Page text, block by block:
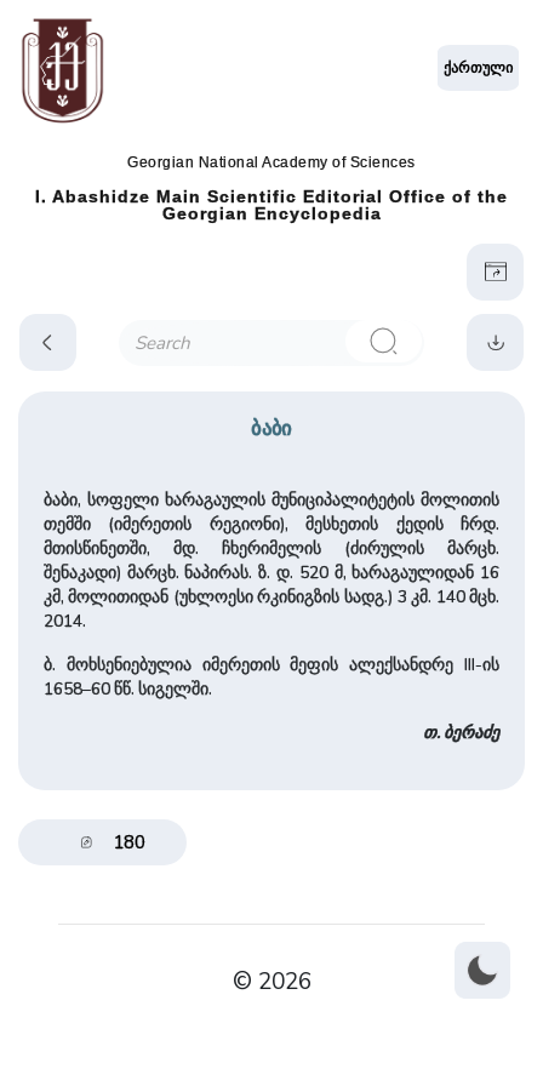
Georgian National Academy of Sciences
I. Abashidze Main Scientific Editorial Office of the
Georgian Encyclopedia
ქართული
ბაბი
ბაბი, სოფელი ხარაგაულის მუნიციპალიტეტის მოლითის
თემში (იმერეთის რეგიონი), მესხეთის ქედის ჩრდ.
მთისწინეთში, მდ. ჩხერიმელის (ძირულის მარცხ.
შენაკადი) მარცხ. ნაპირას. ზ. დ. 520 მ, ხარაგაულიდან 16
კმ, მოლითიდან (უხლოესი რკინიგზის სადგ.) 3 კმ. 140 მცხ.
2014.
ბ. მოხსენიებულია იმერეთის მეფის ალექსანდრე III-ის
1658–60 წწ. სიგელში.
თ. ბერაძე
180
© 2026